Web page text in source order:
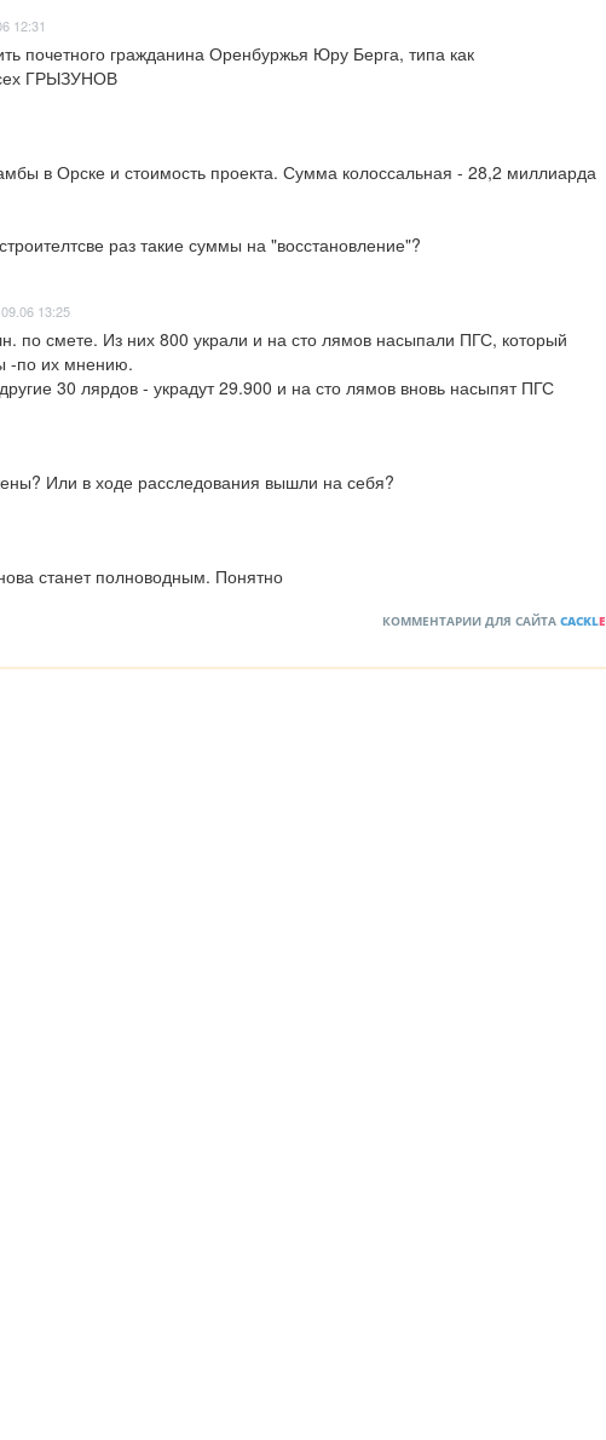
12:31
почетного гражданина Оренбуржья Юру Берга, типа как
ГРЫЗУНОВ
в Орске и стоимость проекта. Сумма колоссальная - 28,2 миллиарда
раз такие суммы на "восстановление"?
09.06 13:25
по смете. Из них 800 украли и на сто лямов насыпали ПГС, который
-по их мнению.
30 лярдов - украдут 29.900 и на сто лямов вновь насыпят ПГС
Или в ходе расследования вышли на себя?
станет полноводным. Понятно
КОММЕНТАРИИ ДЛЯ САЙТА CACKLE